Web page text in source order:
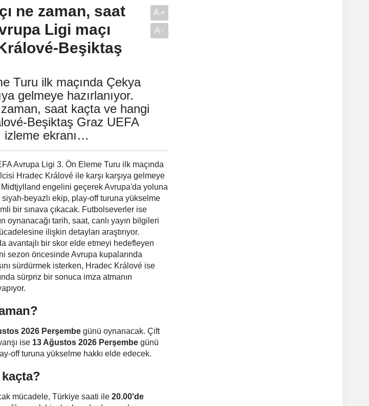
ne zaman, saat
Ligi maçı
Beşiktaş
Turu ilk maçında Çekya
gelmeye hazırlanıyor.
saat kaçta ve hangi
Beşiktaş Graz UEFA
izleme ekranı…
A+
A-
Avrupa Ligi 3. Ön Eleme Turu ilk maçında
Hradec Králové ile karşı karşıya gelmeye
Midtjylland engelini geçerek Avrupa'da yoluna
beyazlı ekip, play-off turuna yükselme
bir sınava çıkacak. Futbolseverler ise
oynanacağı tarih, saat, canlı yayın bilgileri
ilişkin detayları araştırıyor.
avantajlı bir skor elde etmeyi hedefleyen
sezon öncesinde Avrupa kupalarında
sürdürmek isterken, Hradec Králové ise
sürpriz bir sonuca imza atmanın
2026 Perşembe günü oynanacak. Çift
ise 13 Ağustos 2026 Perşembe günü
off turuna yükselme hakkı elde edecek.
mücadele, Türkiye saati ile 20.00'de